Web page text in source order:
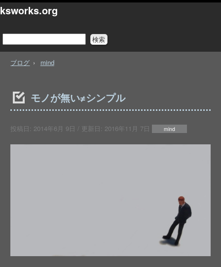
ksworks.org
ブログ mind
モノが無い≠シンプル
投稿日: 2014年6月 9日 / 更新日: 2016年11月 7日 mind